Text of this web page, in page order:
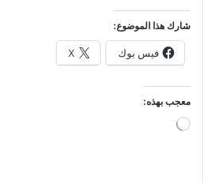
شارك هذا الموضوع:
فيس بوك X
معجب بهذه:
جاري